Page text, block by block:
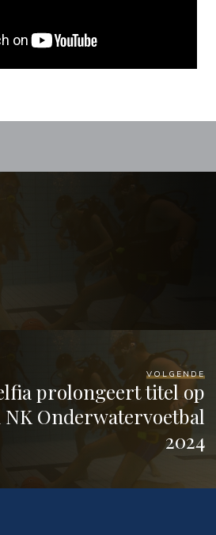
VOLGENDE
prolongeert titel op
NK Onderwatervoetbal
2024